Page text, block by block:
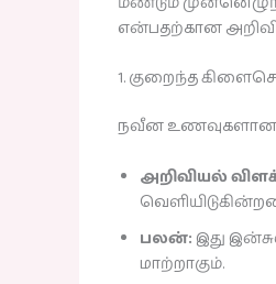
என்பதற்கான
1. குறைந்த
நவீன உணவுகளான
அறிவியல்
பலன்: இது
மாற்றாகும்.